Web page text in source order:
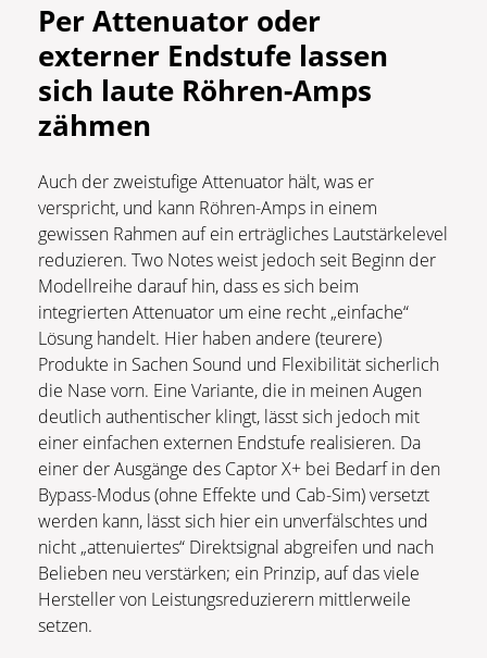
Per Attenuator oder
externer Endstufe lassen
sich laute Röhren-Amps
zähmen
Auch der zweistufige Attenuator hält, was er
verspricht, und kann Röhren-Amps in einem
gewissen Rahmen auf ein erträgliches Lautstärkelevel
reduzieren. Two Notes weist jedoch seit Beginn der
Modellreihe darauf hin, dass es sich beim
integrierten Attenuator um eine recht „einfache“
Lösung handelt. Hier haben andere (teurere)
Produkte in Sachen Sound und Flexibilität sicherlich
die Nase vorn. Eine Variante, die in meinen Augen
deutlich authentischer klingt, lässt sich jedoch mit
einer einfachen externen Endstufe realisieren. Da
einer der Ausgänge des Captor X+ bei Bedarf in den
Bypass-Modus (ohne Effekte und Cab-Sim) versetzt
werden kann, lässt sich hier ein unverfälschtes und
nicht „attenuiertes“ Direktsignal abgreifen und nach
Belieben neu verstärken; ein Prinzip, auf das viele
Hersteller von Leistungsreduzierern mittlerweile
setzen.